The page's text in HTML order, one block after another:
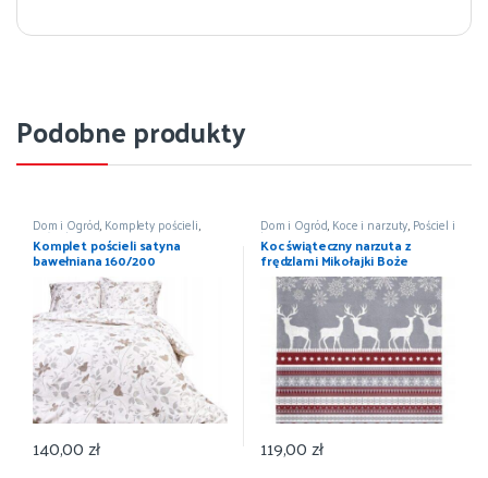
Podobne produkty
Dom i Ogród, Komplety pościeli,
Pościel i koce ,Wyposażenie
Komplet pościeli satyna
bawełniana 160/200
140,00zł
Dom i Ogród, Koce i narzuty, Pościel i
koce,Wyposażenie
Koc świąteczny narzuta z
frędzlami Mikołajki Boże
Narodzenie 150×200
119,00zł